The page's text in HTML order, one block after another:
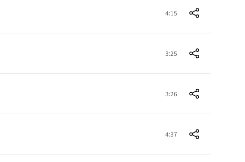
4:15
3:25
3:26
4:37